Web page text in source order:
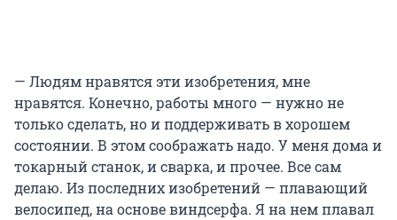
— Людям нравятся эти изобретения, мне
нравятся. Конечно, работы много — нужно не
только сделать, но и поддерживать в хорошем
состоянии. В этом соображать надо. У меня дома и
токарный станок, и сварка, и прочее. Все сам
делаю. Из последних изобретений — плавающий
велосипед, на основе виндсерфа. Я на нем плавал